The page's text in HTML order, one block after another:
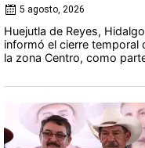
5 agosto, 2026
Huejutla de Reyes,
informó el cierre temporal
la zona Centro, como